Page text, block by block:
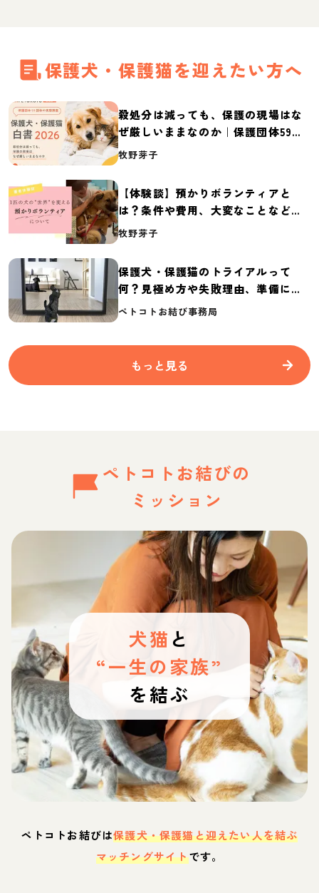
保護犬・保護猫を迎えたい方へ
殺処分は減っても、保護の現場はな
ぜ厳しいままなのか｜保護団体59団
体の実態調査【保護犬・保護猫白書
牧野芽子
【体験談】預かりボランティアと
は？条件や費用、大変なことなど紹
介
牧野芽子
保護犬・保護猫のトライアルって
何？見極め方や失敗理由、準備に必
要なものを紹介
ペトコトお結び事務局
もっと見る
ペトコトお結びの
ミッション
犬猫 と
“一生の家族”
を結ぶ
ペトコトお結びは保護犬・保護猫と迎えたい人を結ぶ
マッチングサイトです。